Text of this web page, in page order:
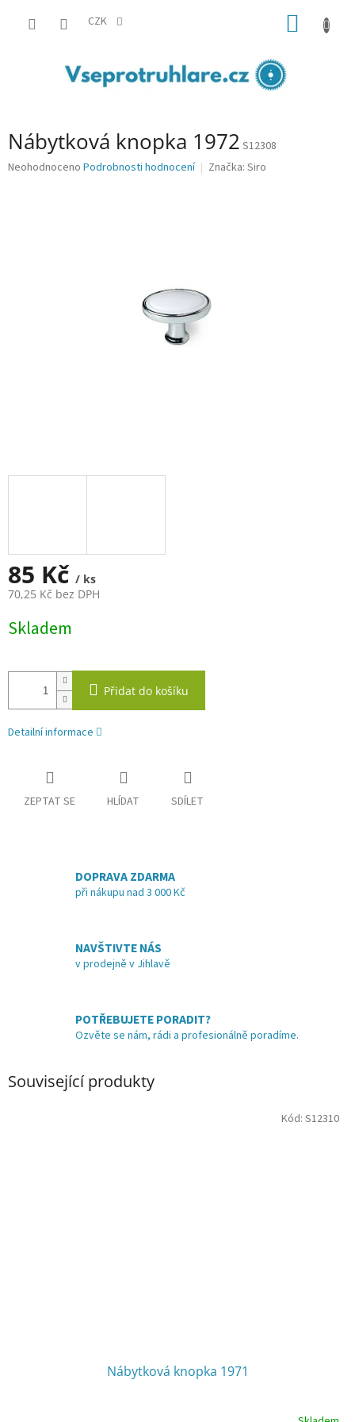
CZK
Nábytková knopka 1972 S12308
Průměrné
Neohodnoceno Podrobnosti hodnocení Značka: Siro
85 Kč / ks
70,25 Kč bez DPH
cena:
Skladem
Přidat do košíku
Detailní informace
ZEPTAT SE HLÍDAT SDÍLET
DOPRAVA ZDARMA
při nákupu nad 3 000 Kč
NAVŠTIVTE NÁS
v prodejně v Jihlavě
POTŘEBUJETE PORADIT?
Ozvěte se nám, rádi a profesionálně poradíme.
Související produkty
Nábytková knopka 1971
Kód: S12310